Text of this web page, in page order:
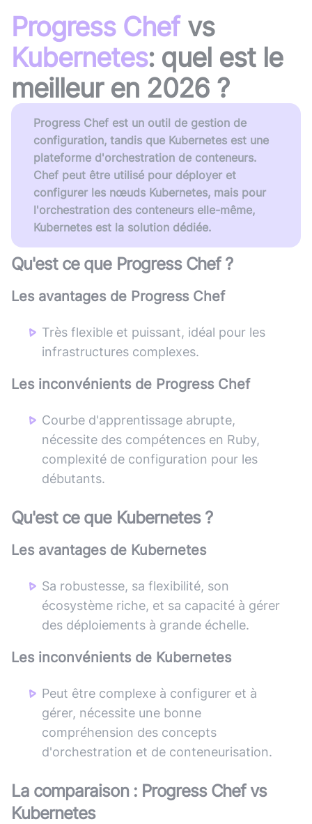
Progress Chefvs
Kubernetes: quel est le
meilleur en 2026?
Progress Chef est un outil de gestion de
configuration, tandis que Kubernetes est une
plateforme d'orchestration de conteneurs.
Chef peut être utilisé pour déployer et
configurer les nœuds Kubernetes, mais pour
l'orchestration des conteneurs elle-même,
Kubernetes est la solution dédiée.
Qu'est ce que Progress Chef?
Les avantages de Progress Chef
Très flexible et puissant, idéal pour les
infrastructures complexes.
Les inconvénients de Progress Chef
Courbe d'apprentissage abrupte,
nécessite des compétences en Ruby,
complexité de configuration pour les
débutants.
Qu'est ce que Kubernetes?
Les avantages de Kubernetes
Sa robustesse, sa flexibilité, son
écosystème riche, et sa capacité à gérer
des déploiements à grande échelle.
Les inconvénients de Kubernetes
Peut être complexe à configurer et à
gérer, nécessite une bonne
compréhension des concepts
d'orchestration et de conteneurisation.
La comparaison : Progress Chefvs
Kubernetes